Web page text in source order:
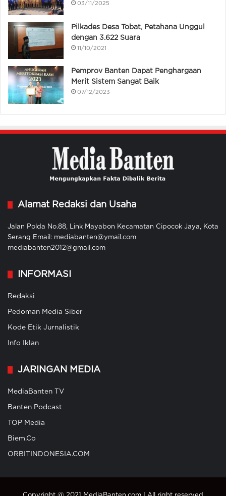
03/11/2025
Pilkades Desa Tobat, Petahana Unggul
dengan 3.622 Suara
11/10/2021
Pemprov Banten Dapat Penghargaan
Merit Sistem Sangat Baik
07/12/2023
Alamat Redaksi dan Usaha
Jalan Polda No.88, Link Mayabon Kecamatan Cipocok Jaya, Kota
Serang Email: mediabanten@ymail.com
mediabanten2012@gmail.com
INFORMASI
Redaksi
Pedoman Media Siber
Kode Etik Jurnalistik
Info Iklan
JARINGAN MEDIA
MediaBanten TV
Banten Podcast
TOP Media
Biem.Co
ORBITINDONESIA.COM